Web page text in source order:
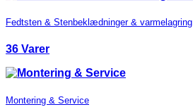
Fedtsten & Stenbeklædninger & varmelagring
36 Varer
Montering & Service